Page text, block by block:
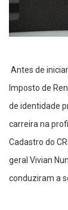
Antes de
Imposto de
de identidade
carreira na
Cadastro do
geral Vivian
conduziram a